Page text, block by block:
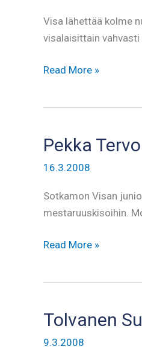
Visa lähettää kolme
visalaisittain
Visalaiset
SM-
kisoihin
Read More »
Pekka
16.3.2008
Sotkamon Visan
mestaruuskisoihin.
Pekka
Korhonen
PM-
kisoihin
Read More »
Tolvanen
9.3.2008